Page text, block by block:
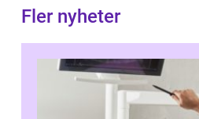
Fler nyheter